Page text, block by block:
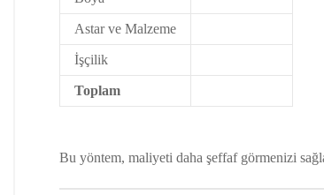
Astar ve Malzeme
İşçilik
Toplam
Bu yöntem, maliyeti daha şeffaf görmenizi